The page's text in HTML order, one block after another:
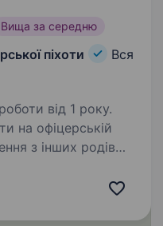
Вища за середню
піхоти
Вся
від 1 року.
на офіцерській
з інших родів